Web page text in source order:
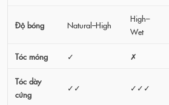
Độ bóng Natural–High
High–
Wet
Tóc mỏng ✓ ✗
Tóc dày
cứng
✓✓ ✓✓✓